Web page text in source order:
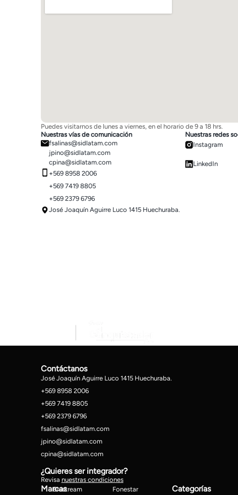
Puedes visitarnos de lunes a viernes, en el horario de 9 a 18 hrs.
Nuestras vías de comunicación
fsalinas@sidlatam.com
jpino@sidlatam.com
cpina@sidlatam.com
+569 8958 2006
+569 7419 8805
+569 2379 6796
José Joaquín Aguirre Luco 1415 Huechuraba.
Nuestras redes
Instagram
LinkedIn
Contáctanos
José Joaquín Aguirre Luco 1415 Huechuraba.
+569 8958 2006
+569 7419 8805
+569 2379 6796
fsalinas@sidlatam.com
jpino@sidlatam.com
cpina@sidlatam.com
¿Quieres ser integrador?
Revisa nuestras condiciones
MarcasBlustream
Fonestar
Categorías